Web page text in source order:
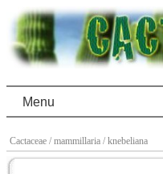
Menu
Cactaceae / mammillaria / knebeliana